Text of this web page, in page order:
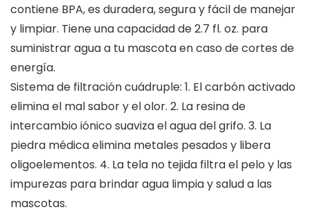
contiene BPA, es duradera, segura y fácil de manejar
y limpiar. Tiene una capacidad de 2.7 fl. oz. para
suministrar agua a tu mascota en caso de cortes de
energía.
Sistema de filtración cuádruple: 1. El carbón activado
elimina el mal sabor y el olor. 2. La resina de
intercambio iónico suaviza el agua del grifo. 3. La
piedra médica elimina metales pesados y libera
oligoelementos. 4. La tela no tejida filtra el pelo y las
impurezas para brindar agua limpia y salud a las
mascotas.